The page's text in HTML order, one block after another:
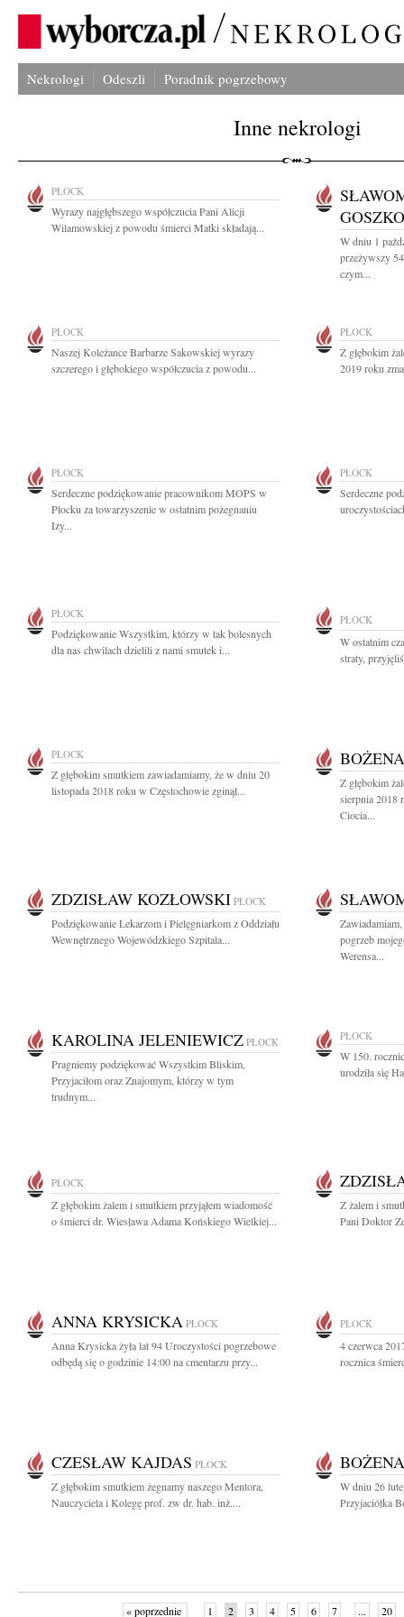
Nekrologi Odeszli Poradnik pogrzebowy
Inne nekrologi
PŁOCK
Wyrazy najgłębszego współczucia Pani Alicji
Wilamowskiej z powodu śmierci Matki składają...
W dniu 1
przeżywszy
czym...
PŁOCK
Naszej Koleżance Barbarze Sakowskiej wyrazy
szczerego i głębokiego współczucia z powodu...
PŁOCK
Z głębokim
2019 roku
PŁOCK
Serdeczne podziękowanie pracownikom MOPS w
Płocku za towarzyszenie w ostatnim pożegnaniu
Izy...
PŁOCK
Serdeczne
PŁOCK
Podziękowanie Wszystkim, którzy w tak bolesnych
dla nas chwilach dzielili z nami smutek i...
PŁOCK
W ostatnim
straty,
PŁOCK
Z głębokim smutkiem zawiadamiamy, że w dniu 20
listopada 2018 roku w Częstochowie zginął...
Z głębokim
sierpnia 2018
Ciocia...
ZDZISŁAW KOZŁOWSKI PŁOCK
Podziękowanie Lekarzom i Pielęgniarkom z Oddziału
Wewnętrznego Wojewódzkiego Szpitala...
pogrzeb
Werensa...
KAROLINA JELENIEWICZ PŁOCK
Pragniemy podziękować Wszystkim Bliskim,
Przyjaciłom oraz Znajomym, którzy w tym
trudnym...
PŁOCK
W 150.
urodziła się
PŁOCK
Z głębokim żalem i smutkiem przyjąłem wiadomość
o śmierci dr. Wiesława Adama Końskiego Wielkiej...
Z żalem i
Pani Doktor
ANNA KRYSICKA PŁOCK
Anna Krysicka żyła lat 94 Uroczystości pogrzebowe
odbędą się o godzinie 14:00 na cmentarzu przy...
PŁOCK
4 czerwca
rocznica
CZESŁAW KAJDAS PŁOCK
Z głębokim smutkiem żegnamy naszego Mentora,
Nauczyciela i Kolegę prof. zw dr. hab. inż....
W dniu 26
Przyjaciółka
« poprzednie 1 2 3 4 5 6 7 ... 20